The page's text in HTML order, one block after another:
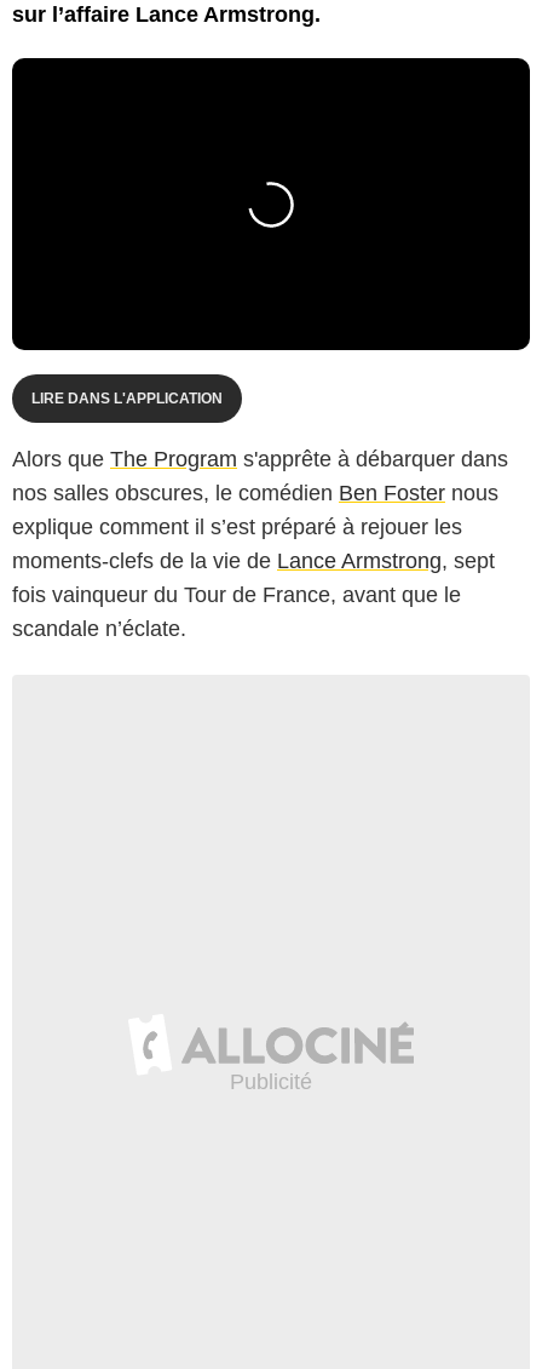
sur l’affaire Lance Armstrong.
LIRE DANS L'APPLICATION
Alors que The Program s'apprête à débarquer dans
nos salles obscures, le comédien Ben Foster nous
explique comment il s’est préparé à rejouer les
moments-clefs de la vie de Lance Armstrong, sept
fois vainqueur du Tour de France, avant que le
scandale n’éclate.